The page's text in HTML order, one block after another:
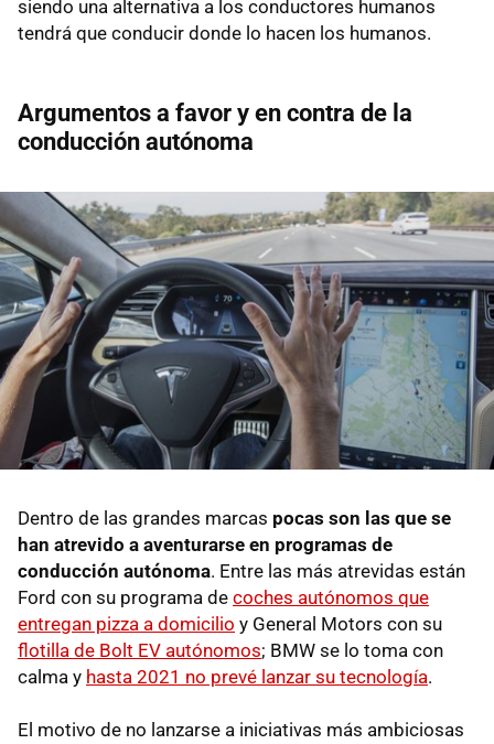
siendo una alternativa a los conductores humanos
tendrá que conducir donde lo hacen los humanos.
Argumentos a favor y en contra de la
conducción autónoma
Dentro de las grandes marcas pocas son las que se
han atrevido a aventurarse en programas de
conducción autónoma. Entre las más atrevidas están
Ford con su programa de coches autónomos que
entregan pizza a domicilio y General Motors con su
flotilla de Bolt EV autónomos; BMW se lo toma con
calma y hasta 2021 no prevé lanzar su tecnología.
El motivo de no lanzarse a iniciativas más ambiciosas